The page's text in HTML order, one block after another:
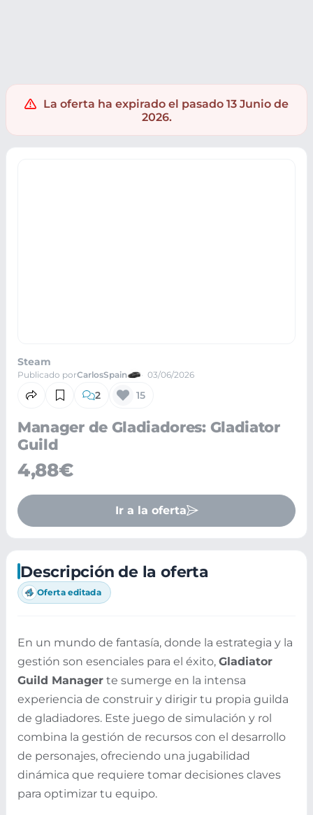
La oferta ha expirado el pasado 13 Junio de
2026.
Steam
Publicado porCarlosSpain 03/06/2026
2 15
Manager de Gladiadores: Gladiator
Guild
4,88€
Ir a la oferta
Descripción de la oferta
Oferta editada
En un mundo de fantasía, donde la estrategia y la
gestión son esenciales para el éxito, Gladiator
Guild Manager te sumerge en la intensa
experiencia de construir y dirigir tu propia guilda
de gladiadores. Este juego de simulación y rol
combina la gestión de recursos con el desarrollo
de personajes, ofreciendo una jugabilidad
dinámica que requiere tomar decisiones claves
para optimizar tu equipo.